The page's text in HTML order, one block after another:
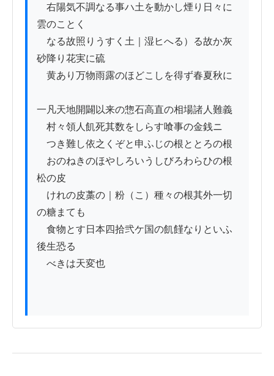
右陽気不調なる事ハ土を動かし煙り日々に
雲のことく
なる故照りうすく土｜湿ヒへる）る故か灰
砂降り花実に硫
黄あり万物雨露のほどこしを得ず春夏秋に
一凡天地開闢以来の惣石高直の相場諸人難義
村々領人飢死其数をしらす喰事の金銭ニ
つき難し依之くぞと申ふじの根ととろの根
おのねきのほやしろいうしびろわらひの根
松の皮
けれの皮藁の｜粉（こ）種々の根其外一切
の糖まても
食物とす日本四拾弐ケ国の飢饉なりといふ
後生恐る
べきは天変也